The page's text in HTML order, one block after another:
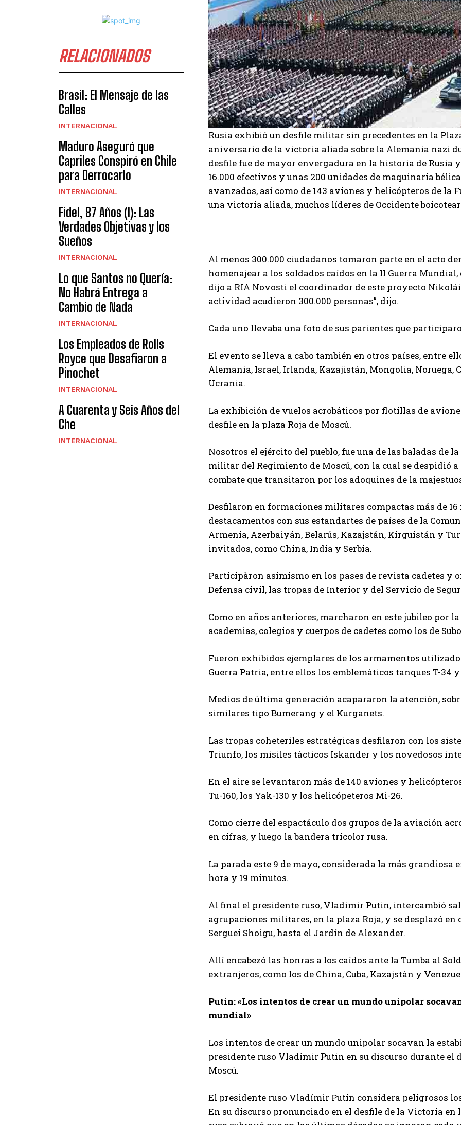
RELACIONADOS
Brasil: El Mensaje de las
Calles
INTERNACIONAL
Maduro Aseguró que
Capriles Conspiró en Chile
para Derrocarlo
INTERNACIONAL
Fidel, 87 Años (I): Las
Verdades Objetivas y los
Sueños
INTERNACIONAL
Lo que Santos no Quería:
No Habrá Entrega a
Cambio de Nada
INTERNACIONAL
Los Empleados de Rolls
Royce que Desafiaron a
Pinochet
INTERNACIONAL
A Cuarenta y Seis Años del
Che
INTERNACIONAL
Rusia exhibió un desfile militar sin precedentes en la
aniversario de la victoria aliada sobre la Alemania nazi
desfile fue de mayor envergadura en la historia de Rusia
16.000 efectivos y unas 200 unidades de maquinaria
avanzados, así como de 143 aviones y helicópteros de la
una victoria aliada, muchos líderes de Occidente
Al menos 300.000 ciudadanos tomaron parte en el acto
homenajear a los soldados caídos en la II Guerra Mundial,
dijo a RIA Novosti el coordinador de este proyecto
actividad acudieron 300.000 personas”, dijo.
Cada uno llevaba una foto de sus parientes que
El evento se lleva a cabo también en otros países, entre
Alemania, Israel, Irlanda, Kazajistán, Mongolia, Noruega,
Ucrania.
La exhibición de vuelos acrobáticos por flotillas de
desfile en la plaza Roja de Moscú.
Nosotros el ejército del pueblo, fue una de las baladas de
militar del Regimiento de Moscú, con la cual se despidió
combate que transitaron por los adoquines de la
Desfilaron en formaciones militares compactas más de
destacamentos con sus estandartes de países de la
Armenia, Azerbaiyán, Belarús, Kazajstán, Kirguistán y
invitados, como China, India y Serbia.
Participàron asimismo en los pases de revista cadetes y
Defensa civil, las tropas de Interior y del Servicio de
Como en años anteriores, marcharon en este jubileo por
academias, colegios y cuerpos de cadetes como los de
Fueron exhibidos ejemplares de los armamentos
Guerra Patria, entre ellos los emblemáticos tanques T-34 y
Medios de última generación acapararon la atención,
similares tipo Bumerang y el Kurganets.
Las tropas coheteriles estratégicas desfilaron con los
Triunfo, los misiles tácticos Iskander y los novedosos
En el aire se levantaron más de 140 aviones y
Tu-160, los Yak-130 y los helicópeteros Mi-26.
Como cierre del espactáculo dos grupos de la aviación
en cifras, y luego la bandera tricolor rusa.
La parada este 9 de mayo, considerada la más grandiosa
hora y 19 minutos.
Al final el presidente ruso, Vladimir Putin, intercambió
agrupaciones militares, en la plaza Roja, y se desplazó
Serguei Shoigu, hasta el Jardín de Alexander.
Allí encabezó las honras a los caídos ante la Tumba al
extranjeros, como los de China, Cuba, Kazajstán y
Putin: «Los intentos de crear un mundo unipolar
mundial»
Los intentos de crear un mundo unipolar socavan la
presidente ruso Vladímir Putin en su discurso durante el
Moscú.
El presidente ruso Vladímir Putin considera peligrosos
En su discurso pronunciado en el desfile de la Victoria en